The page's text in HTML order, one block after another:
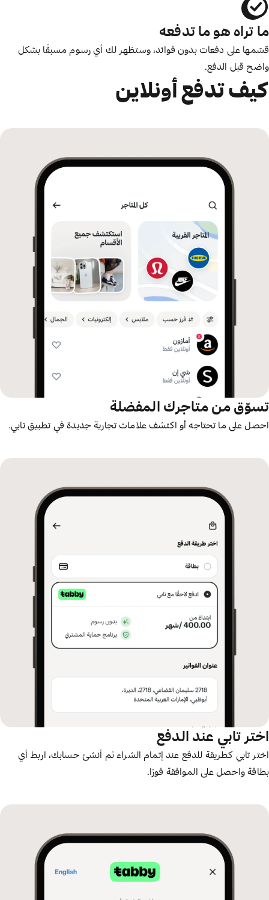
ما تراه هو ما تدفعه
قسّمها على دفعات بدون فوائد، وستظهر لك أي رسوم مسبقًا بشكل
واضح قبل الدفع.
كيف تدفع أونلاين
تسوّق من متاجرك المفضلة
احصل على ما تحتاجه أو اكتشف علامات تجارية جديدة في تطبيق تابي.
اختر تابي عند الدفع
اختر تابي كطريقة للدفع عند إتمام الشراء ثم أنشئ حسابك، اربط أي
بطاقة واحصل على الموافقة فورًا.